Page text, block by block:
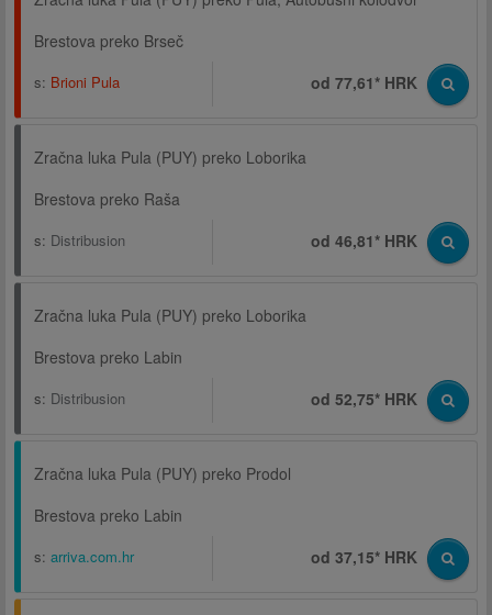
Brestova preko Brseč
s: Brioni Pula od 77,61* HRK
Zračna luka Pula (PUY) preko Loborika
Brestova preko Raša
s: Distribusion od 46,81* HRK
Zračna luka Pula (PUY) preko Loborika
Brestova preko Labin
s: Distribusion od 52,75* HRK
Zračna luka Pula (PUY) preko Prodol
Brestova preko Labin
s: arriva.com.hr od 37,15* HRK